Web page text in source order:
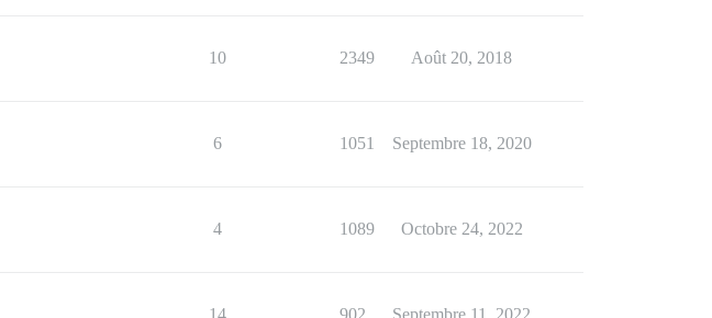
10 2349 Août 20, 2018
6 1051 Septembre 18, 2020
4 1089 Octobre 24, 2022